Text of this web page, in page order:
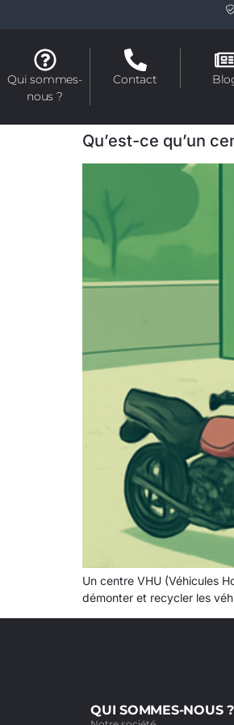
Qui sommes-
nous ?
Contact
Qu’est-ce qu’un
Un centre VHU (Véhicules
démonter et recycler les
QUI SOMMES-NOUS ?